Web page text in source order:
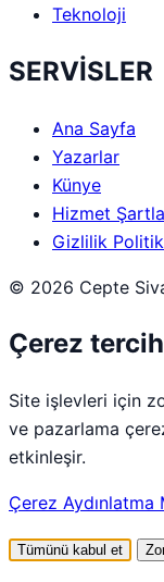
Teknoloji
SERVİSLER
Ana Sayfa
Yazarlar
Künye
Hizmet
Gizlilik
© 2026 Cepte
Çerez
Site işlevleri için
ve pazarlama
etkinleşir.
Çerez
Tümünü kabul et